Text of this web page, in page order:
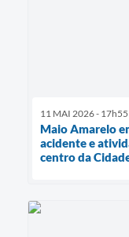
11 MAI 2026 - 17h55
Maio Amarelo
acidente e
centro da